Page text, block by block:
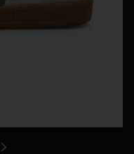
SIGUIENTE